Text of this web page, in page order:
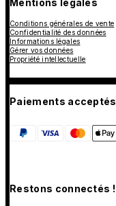
Mentions légales
Conditions générales de vente
Confidentialité des données
Informations légales
Gérer vos données
Propriété intellectuelle
Paiements acceptés
Restons connectés